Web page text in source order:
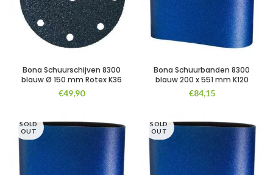
Bona Schuurschijven 8300
blauw Ø 150 mm Rotex K36
€49,90
Bona Schuurbanden 8300
blauw 200 x 551 mm K120
€84,15
SOLD
OUT
SOLD
OUT